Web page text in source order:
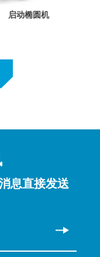
启动椭圆机
息直接发送